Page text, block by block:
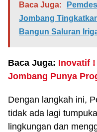
Baca Juga:
Jombang
Bangun Saluran
Baca Juga: Inovatif
Jombang Punya
Dengan langkah ini,
tidak ada lagi
lingkungan dan